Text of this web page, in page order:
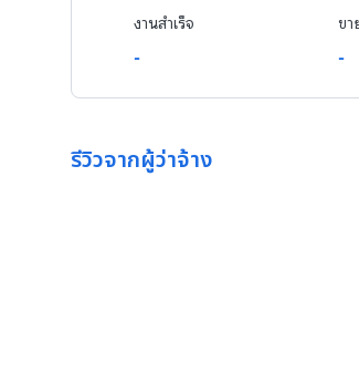
งานสำเร็จ
-
ขา
-
รีวิวจากผู้ว่าจ้าง